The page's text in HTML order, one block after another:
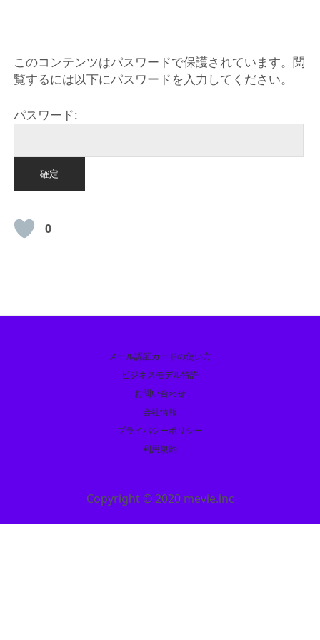
このコンテンツはパスワードで保護されています。閲
覧するには以下にパスワードを入力してください。
パスワード:
0
メール認証カードの使い方
ビジネスモデル特許
お問い合わせ
会社情報
プライバシーポリシー
利用規約
Copyright © 2020 mevie.inc